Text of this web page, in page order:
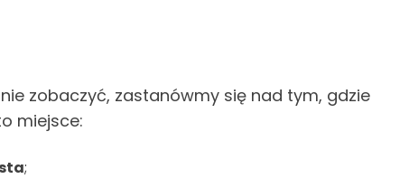
zobaczyć, zastanówmy się nad tym, gdzie
miejsce:
;